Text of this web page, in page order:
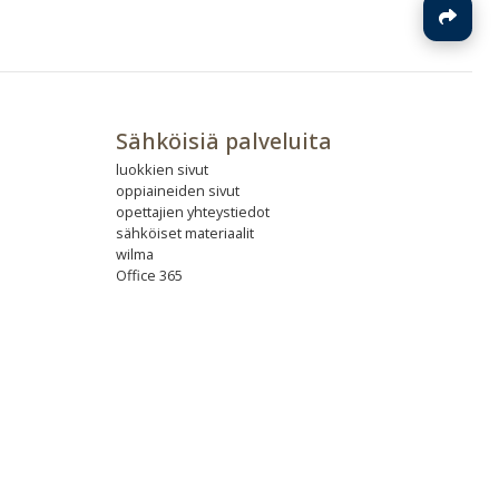
Sähköisiä palveluita
luokkien sivut
oppiaineiden sivut
opettajien yhteystiedot
sähköiset materiaalit
wilma
Office 365